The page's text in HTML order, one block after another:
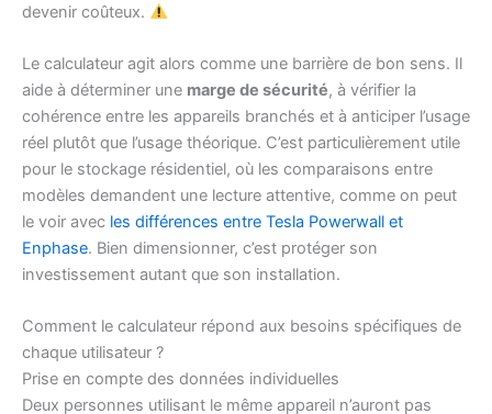
devenir coûteux.
Le calculateur agit alors comme une barrière de bon sens. Il
aide à déterminer une marge de sécurité, à vérifier la
cohérence entre les appareils branchés et à anticiper l’usage
réel plutôt que l’usage théorique. C’est particulièrement utile
pour le stockage résidentiel, où les comparaisons entre
modèles demandent une lecture attentive, comme on peut
le voir avec les différences entre Tesla Powerwall et
Enphase. Bien dimensionner, c’est protéger son
investissement autant que son installation.
Comment le calculateur répond aux besoins spécifiques de
chaque utilisateur ?
Prise en compte des données individuelles
Deux personnes utilisant le même appareil n’auront pas